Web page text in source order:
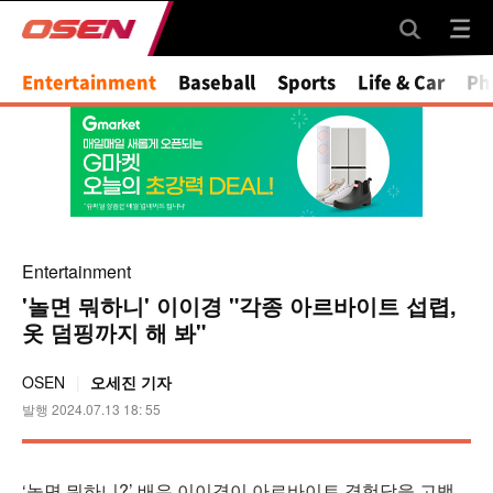
Mute
Entertainment Baseball Sports Life & Car
Entertainment
'놀면 뭐하니' 이이경 "각종 아르바이트 섭렵,
옷 덤핑까지 해 봐"
OSEN 오세진 기자
발행 2024.07.13 18: 55